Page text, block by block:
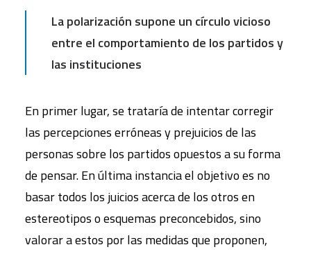
La polarización supone un círculo vicioso
entre el comportamiento de los partidos y
las instituciones
En primer lugar, se trataría de intentar corregir
las percepciones erróneas y prejuicios de las
personas sobre los partidos opuestos a su forma
de pensar. En última instancia el objetivo es no
basar todos los juicios acerca de los otros en
estereotipos o esquemas preconcebidos, sino
valorar a estos por las medidas que proponen,